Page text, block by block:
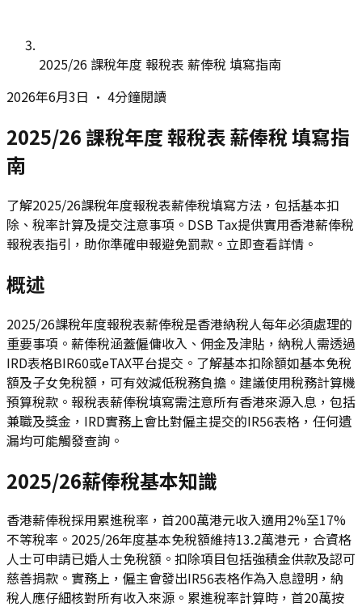
2025/26 課稅年度 報稅表 薪俸稅 填寫指南
2026年6月3日 • 4分鐘閱讀
2025/26 課稅年度 報稅表 薪俸稅 填寫指
南
了解2025/26課稅年度報稅表薪俸稅填寫方法，包括基本扣
除、稅率計算及提交注意事項。DSB Tax提供實用香港薪俸稅
報稅表指引，助你準確申報避免罰款。立即查看詳情。
概述
2025/26課稅年度報稅表薪俸稅是香港納稅人每年必須處理的
重要事項。薪俸稅涵蓋僱傭收入、佣金及津貼，納稅人需透過
IRD表格BIR60或eTAX平台提交。了解基本扣除額如基本免稅
額及子女免稅額，可有效減低稅務負擔。建議使用稅務計算機
預算稅款。報稅表薪俸稅填寫需注意所有香港來源入息，包括
兼職及獎金，IRD實務上會比對僱主提交的IR56表格，任何遺
漏均可能觸發查詢。
2025/26薪俸稅基本知識
香港薪俸稅採用累進稅率，首200萬港元收入適用2%至17%
不等稅率。2025/26年度基本免稅額維持13.2萬港元，合資格
人士可申請已婚人士免稅額。扣除項目包括強積金供款及認可
慈善捐款。實務上，僱主會發出IR56表格作為入息證明，納
稅人應仔細核對所有收入來源。累進稅率計算時，首20萬按